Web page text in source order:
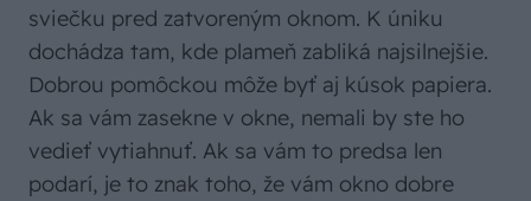
sviečku pred zatvoreným oknom. K úniku
dochádza tam, kde plameň zabliká najsilnejšie.
Dobrou pomôckou môže byť aj kúsok papiera.
Ak sa vám zasekne v okne, nemali by ste ho
vedieť vytiahnuť. Ak sa vám to predsa len
podarí, je to znak toho, že vám okno dobre